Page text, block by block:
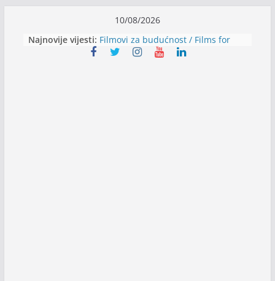
content
10/08/2026
Najnovije vijesti: Filmovi za budućnost / Films for
Future